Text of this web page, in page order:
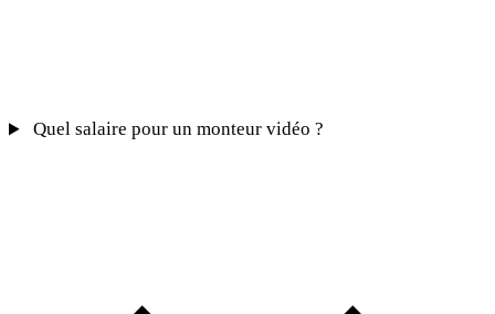
Quel salaire pour un monteur vidéo ?